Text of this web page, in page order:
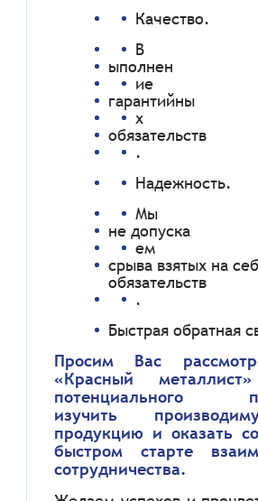
Качество.
В
ыполнен
ие
гарантийны
х
обязательств
.
Надежность.
Мы
не допуска
ем
срыва взятых на
обязательств
.
Быстрая обратная
Просим Вас
«Красный
потенциального
изучить
продукцию и оказать
быстром старте
сотрудничества.